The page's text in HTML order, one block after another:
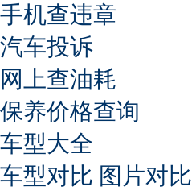
手机查违章
汽车投诉
网上查油耗
保养价格查询
车型大全
车型对比 图片对比